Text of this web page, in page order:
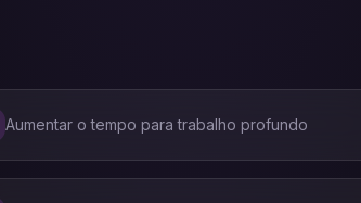
Aumentar o tempo para trabalho profundo